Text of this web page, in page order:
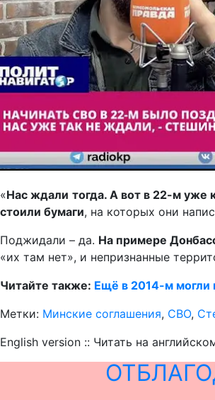
«Нас ждали тогда. А вот в 22-м уже
стоили бумаги, на которых они
Поджидали – да. На примере
«их там нет», и непризнанные
Читайте также: Ещё в 2014-м могли
Метки: Минские соглашения, СВО,
English version :: Читать на